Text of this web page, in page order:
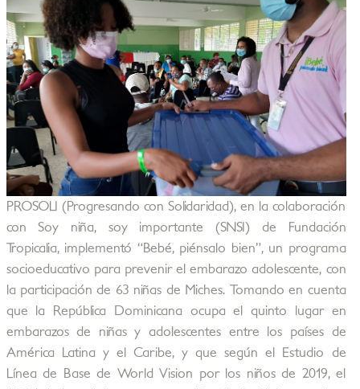
PROSOLI (Progresando con Solidaridad), en la colaboración
con Soy niña, soy importante (SNSI) de Fundación
Tropicalia, implementó “Bebé, piénsalo bien”, un programa
socioeducativo para prevenir el embarazo adolescente, con
la participación de 63 niñas de Miches. Tomando en cuenta
que la República Dominicana ocupa el quinto lugar en
embarazos de niñas y adolescentes entre los países de
América Latina y el Caribe, y que según el Estudio de
Línea de Base de World Vision por los niños de 2019, el